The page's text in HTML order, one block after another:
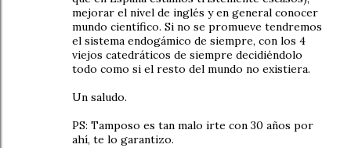
mejorar el nivel de inglés y en general conocer
mundo científico. Si no se promueve tendremos
el sistema endogámico de siempre, con los 4
viejos catedráticos de siempre decidiéndolo
todo como si el resto del mundo no existiera.
Un saludo.
PS: Tamposo es tan malo irte con 30 años por
ahí, te lo garantizo.